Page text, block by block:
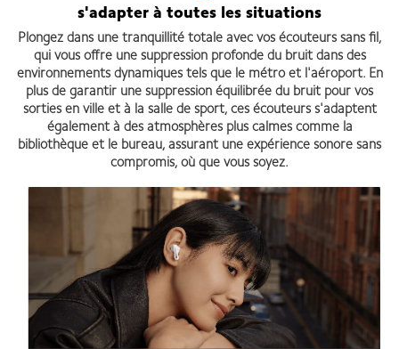
s'adapter à toutes les situations
Plongez dans une tranquillité totale avec vos écouteurs sans fil,
qui vous offre une suppression profonde du bruit dans des
environnements dynamiques tels que le métro et l'aéroport. En
plus de garantir une suppression équilibrée du bruit pour vos
sorties en ville et à la salle de sport, ces écouteurs s'adaptent
également à des atmosphères plus calmes comme la
bibliothèque et le bureau, assurant une expérience sonore sans
compromis, où que vous soyez.